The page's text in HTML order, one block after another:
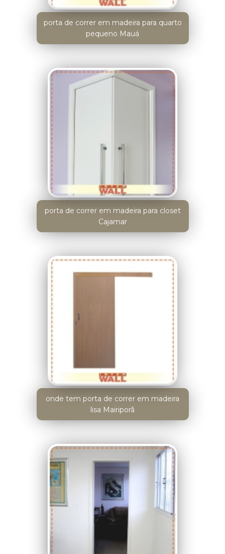
porta de correr em madeira para quarto
pequeno Mauá
porta de correr em madeira para closet
Cajamar
onde tem porta de correr em madeira
lisa Mairiporã